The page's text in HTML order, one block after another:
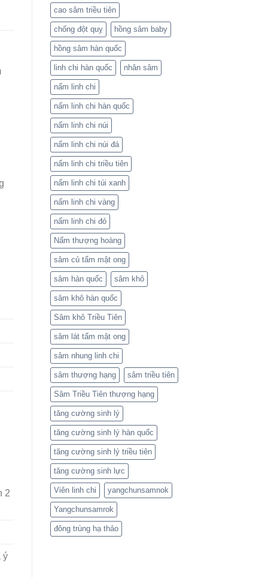
cao sâm triều tiên
chống đột quỵ hồng sâm baby
hồng sâm hàn quốc
linh chi hàn quốc nhân sâm
nấm linh chi
nấm linh chi hàn quốc
nấm linh chi núi
nấm linh chi núi đá
nấm linh chi triều tiên
nấm linh chi túi xanh
nấm linh chi vàng
nấm linh chi đỏ
Nấm thượng hoàng
sâm củ tẩm mật ong
sâm hàn quốc sâm khô
sâm khô hàn quốc
Sâm khô Triều Tiên
sâm lát tẩm mật ong
sâm nhung linh chi
sâm thượng hạng sâm triều tiên
Sâm Triều Tiên thượng hạng
tăng cường sinh lý
tăng cường sinh lý hàn quốc
tăng cường sinh lý triều tiên
tăng cường sinh lực
Viên linh chi yangchunsamnok
Yangchunsamrok
đông trùng hạ thảo
2
ý